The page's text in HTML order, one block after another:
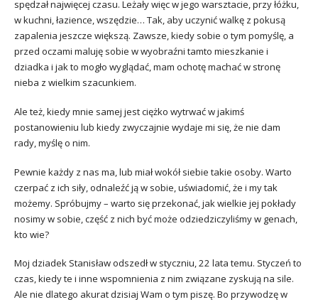
spędzał najwięcej czasu. Leżały więc w jego warsztacie, przy łóżku,
w kuchni, łazience, wszędzie… Tak, aby uczynić walkę z pokusą
zapalenia jeszcze większą. Zawsze, kiedy sobie o tym pomyślę, a
przed oczami maluję sobie w wyobraźni tamto mieszkanie i
dziadka i jak to mogło wyglądać, mam ochotę machać w stronę
nieba z wielkim szacunkiem.
Ale też, kiedy mnie samej jest ciężko wytrwać w jakimś
postanowieniu lub kiedy zwyczajnie wydaje mi się, że nie dam
rady, myślę o nim.
Pewnie każdy z nas ma, lub miał wokół siebie takie osoby. Warto
czerpać z ich siły, odnaleźć ją w sobie, uświadomić, że i my tak
możemy. Spróbujmy – warto się przekonać, jak wielkie jej pokłady
nosimy w sobie, część z nich być może odziedziczyliśmy w genach,
kto wie?
Moj dziadek Stanisław odszedł w styczniu, 22 lata temu. Styczeń to
czas, kiedy te i inne wspomnienia z nim związane zyskują na sile.
Ale nie dlatego akurat dzisiaj Wam o tym piszę. Bo przywodzę w